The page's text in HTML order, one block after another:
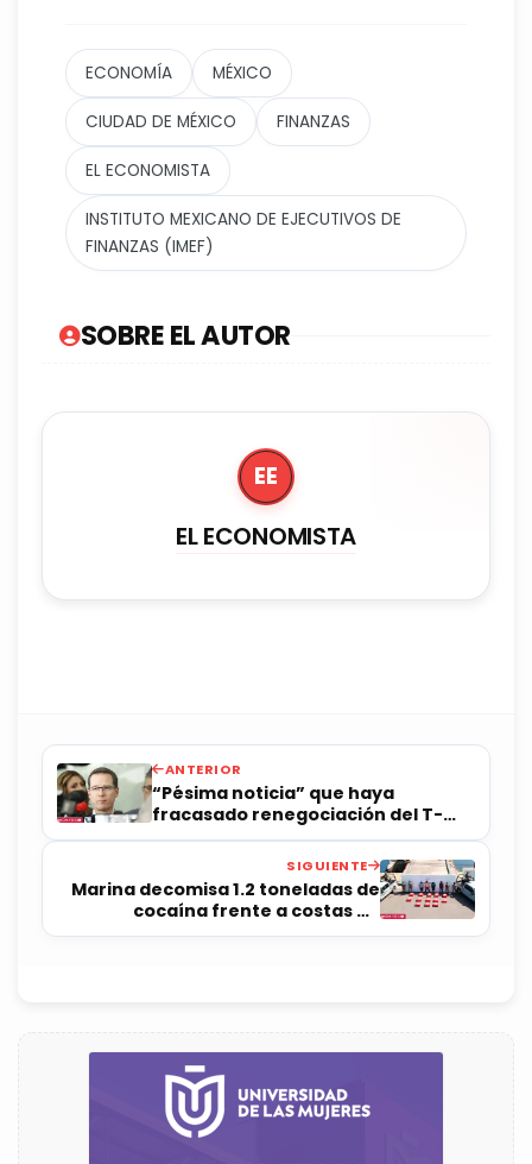
ECONOMÍA MÉXICO
CIUDAD DE MÉXICO FINANZAS
EL ECONOMISTA
INSTITUTO MEXICANO DE EJECUTIVOS DE
FINANZAS (IMEF)
SOBRE EL AUTOR
EE
EL ECONOMISTA
ANTERIOR
“Pésima noticia” que haya
fracasado renegociación del T-
MEC: Anaya
SIGUIENTE
Marina decomisa 1.2 toneladas de
cocaína frente a costas de
Chiapas